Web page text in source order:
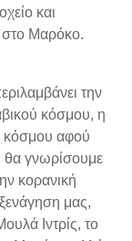
και
στο Μαρόκο.
την
κόσμου, η
κόσμου αφού
θα γνωρίσουμε
κορανική
μας,
Ιντρίς, το